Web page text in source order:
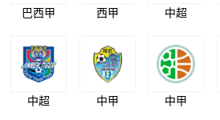
巴西甲 西甲 中超
中超 中甲 中甲